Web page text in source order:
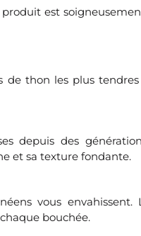
est
thon les plus
depuis des
et sa texture fondante.
vous
bouchée.